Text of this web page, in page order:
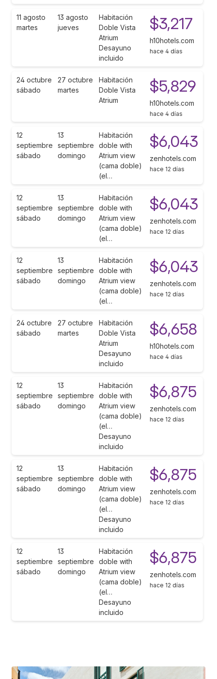
11 agosto
martes
13 agosto
jueves
Habitación
Doble Vista
Atrium
Desayuno
incluido
$3,217
h10hotels.com
hace 4 días
24 octubre
sábado
27 octubre
martes
Habitación
Doble Vista
Atrium
$5,829
h10hotels.com
hace 4 días
12
septiembre
sábado
13
septiembre
domingo
Habitación
doble with
Atrium view
(cama doble)
(el…
$6,043
zenhotels.com
hace 12 días
12
septiembre
sábado
13
septiembre
domingo
Habitación
doble with
Atrium view
(cama doble)
(el…
$6,043
zenhotels.com
hace 12 días
12
septiembre
sábado
13
septiembre
domingo
Habitación
doble with
Atrium view
(cama doble)
(el…
$6,043
zenhotels.com
hace 12 días
24 octubre
sábado
27 octubre
martes
Habitación
Doble Vista
Atrium
Desayuno
incluido
$6,658
h10hotels.com
hace 4 días
12
septiembre
sábado
13
septiembre
domingo
Habitación
doble with
Atrium view
(cama doble)
(el…
Desayuno
incluido
$6,875
zenhotels.com
hace 12 días
12
septiembre
sábado
13
septiembre
domingo
Habitación
doble with
Atrium view
(cama doble)
(el…
Desayuno
incluido
$6,875
zenhotels.com
hace 12 días
12
septiembre
sábado
13
septiembre
domingo
Habitación
doble with
Atrium view
(cama doble)
(el…
Desayuno
incluido
$6,875
zenhotels.com
hace 12 días